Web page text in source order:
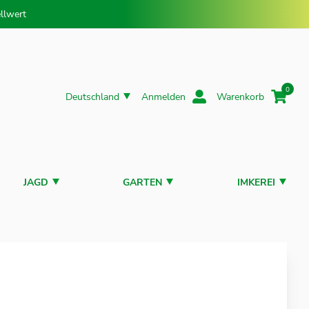
Deutschland Anmelden Warenkorb
0
JAGD GARTEN IMKEREI